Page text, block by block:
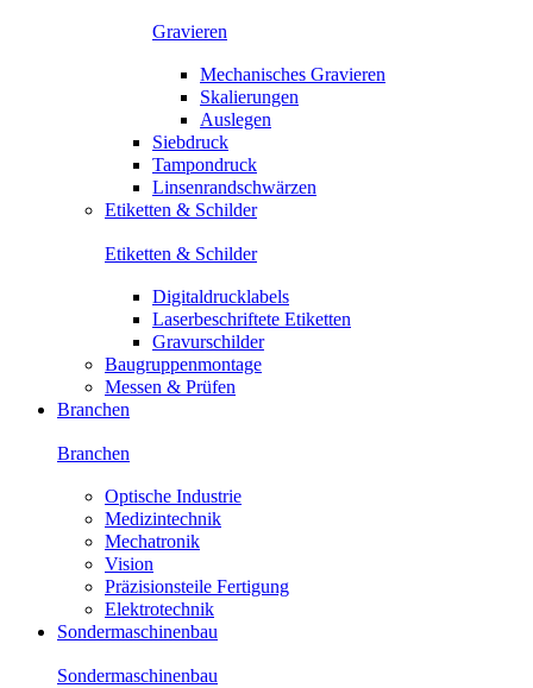
Gravieren
Mechanisches Gravieren
Skalierungen
Auslegen
Siebdruck
Tampondruck
Linsenrandschwärzen
Etiketten & Schilder
Etiketten & Schilder
Digitaldrucklabels
Laserbeschriftete Etiketten
Gravurschilder
Baugruppenmontage
Messen & Prüfen
Branchen
Branchen
Optische Industrie
Medizintechnik
Mechatronik
Vision
Präzisionsteile Fertigung
Elektrotechnik
Sondermaschinenbau
Sondermaschinenbau